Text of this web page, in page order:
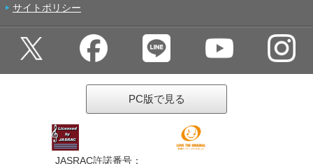
サイトポリシー
PC版で見る
JASRAC許諾番号：